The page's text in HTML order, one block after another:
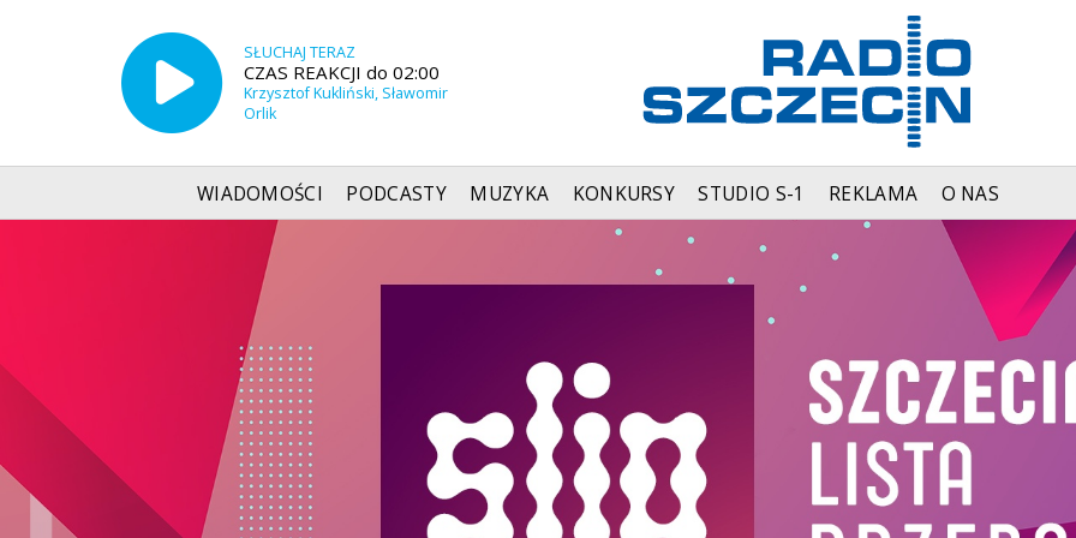
SŁUCHAJ TERAZ
CZAS REAKCJI do 02:00
Krzysztof Kukliński, Sławomir
Orlik
WIADOMOŚCI PODCASTY MUZYKA KONKURSY STUDIO S-1 REKLAMA O NAS